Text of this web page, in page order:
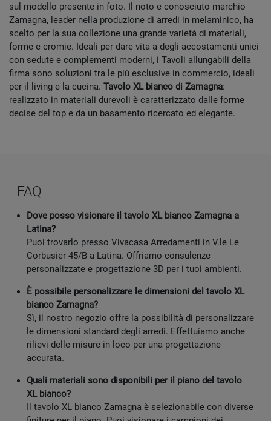
sul modello presente in foto. Il noto e conosciuto marchio
Zamagna, leader nella produzione di arredi in melaminico, ha
scelto per la sua collezione una grande varietà di materiali,
forme e cromie. Ideali per dare vita a degli accostamenti unici
con sedute e complementi moderni, i Tavoli allungabili della
firma sono soluzioni tra le più esclusive in commercio, ideali
per il living e la cucina. Tavolo XL bianco di Zamagna:
realizzato in materiali durevoli è caratterizzato dalle forme
decise del top e da un basamento ricercato ed elegante.
FAQ
Dove posso visionare il tavolo XL bianco Zamagna a
Latina?
Puoi trovarlo presso Vivacasa Arredamenti in V.le Le
Corbusier 45/B a Latina. Offriamo consulenze
personalizzate e progettazione 3D per i tuoi ambienti.
È possibile personalizzare le dimensioni del tavolo XL
bianco Zamagna?
Sì, il nostro negozio offre la possibilità di personalizzare
le dimensioni standard degli arredi. Effettuiamo anche
rilievi delle misure in loco per una progettazione
accurata.
Quali materiali sono disponibili per il piano del tavolo
XL bianco?
Il tavolo XL bianco Zamagna è selezionabile con diverse